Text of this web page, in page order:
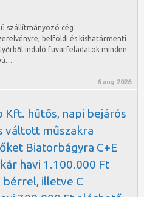
szállítmányozó cég
belföldi és kishatármenti
induló fuvarfeladatok minden
6 aug 2026
Kft. hűtős, napi bejárós
váltott műszakra
Biatorbágyra C+E
havi 1.100.000 Ft
illetve C